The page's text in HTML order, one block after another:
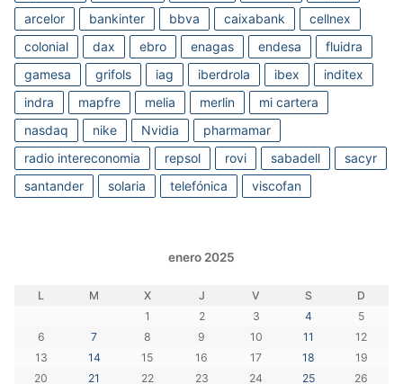
arcelor
bankinter bbva caixabank
cellnex
colonial
dax ebro enagas endesa
fluidra
gamesa
grifols iag iberdrola ibex
inditex
indra
mapfre melia merlin
mi cartera
nasdaq
nike Nvidia
pharmamar
radio intereconomia
repsol rovi sabadell
sacyr
santander
solaria telefónica viscofan
enero 2025
L M X J V S
D
1
2 3 4
5
6
7 8 9 10 11
12
13
14 15 16 17 18
19
20
21 22 23 24 25 26